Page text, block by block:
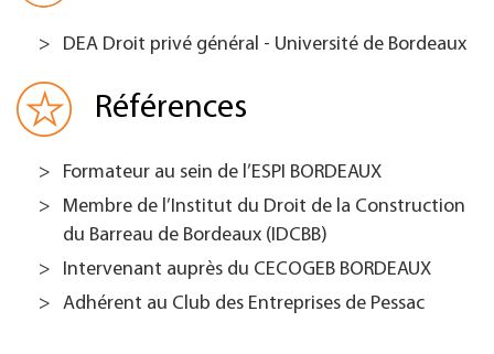
DEA Droit privé général - Université de Bordeaux
Références
Formateur au sein de l’ESPI BORDEAUX
Membre de l’Institut du Droit de la Construction
du Barreau de Bordeaux (IDCBB)
Intervenant auprès du CECOGEB BORDEAUX
Adhérent au Club des Entreprises de Pessac